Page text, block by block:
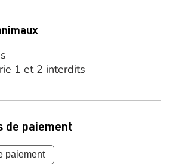
1 et 2 interdits
de paiement
paiement